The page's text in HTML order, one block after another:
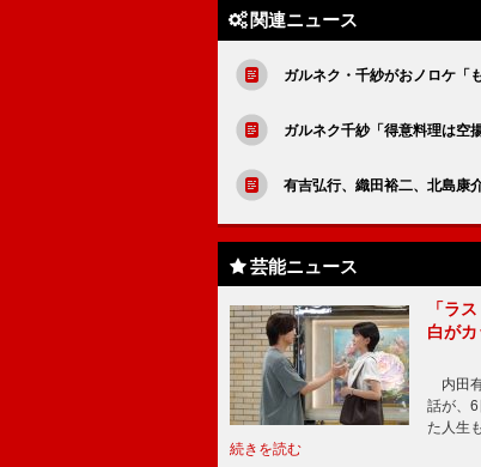
関連ニュース
ガルネク・千紗がおノロケ
ガルネク千紗「得意料理は
有吉弘行、織田裕二、北島
芸能ニュース
「ラ
白が
内田
話が、
た人生
続きを読む